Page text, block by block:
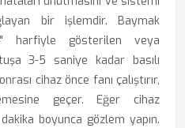
bir işlemdir. Baymak
harfiyle gösterilen veya
3-5 saniye kadar basılı
cihaz önce fanı çalıştırır,
geçer. Eğer cihaz
boyunca gözlem yapın.